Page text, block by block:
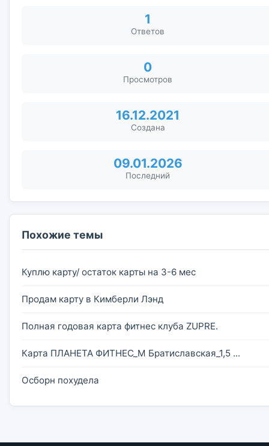
1
Ответов
0
Просмотров
16.12.2021
Создана
09.01.2026
Последний
Похожие темы
Куплю карту/ остаток карты на 3-6 мес
Продам карту в Кимберли Лэнд
Полная годовая карта фитнес клуба ZUPRE.
Карта ПЛАНЕТА ФИТНЕС_М Братиславская_1,5 ...
Осборн похудела